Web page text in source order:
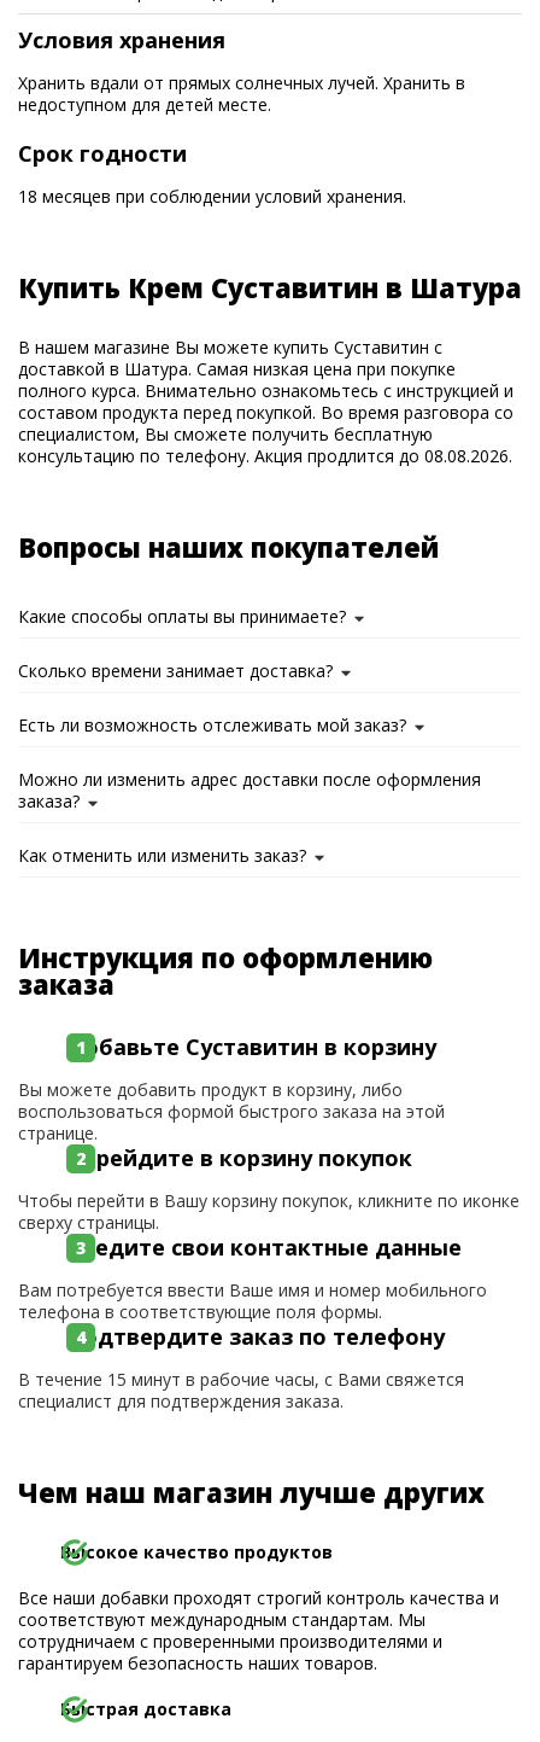
Условия хранения
Хранить вдали от прямых солнечных лучей. Хранить в
недоступном для детей месте.
Срок годности
18 месяцев при соблюдении условий хранения.
Купить Крем Суставитин в Шатура
В нашем магазине Вы можете купить Суставитин с
доставкой в Шатура. Самая низкая цена при покупке
полного курса. Внимательно ознакомьтесь с инструкцией и
составом продукта перед покупкой. Во время разговора со
специалистом, Вы сможете получить бесплатную
консультацию по телефону. Акция продлится до 08.08.2026.
Вопросы наших покупателей
Какие способы оплаты вы принимаете?
Сколько времени занимает доставка?
Есть ли возможность отслеживать мой заказ?
Можно ли изменить адрес доставки после оформления
заказа?
Как отменить или изменить заказ?
Инструкция по оформлению
заказа
Добавьте Суставитин в корзину
Вы можете добавить продукт в корзину, либо
воспользоваться формой быстрого заказа на этой
странице.
Перейдите в корзину покупок
Чтобы перейти в Вашу корзину покупок, кликните по иконке
сверху страницы.
Введите свои контактные данные
Вам потребуется ввести Ваше имя и номер мобильного
телефона в соответствующие поля формы.
Подтвердите заказ по телефону
В течение 15 минут в рабочие часы, с Вами свяжется
специалист для подтверждения заказа.
Чем наш магазин лучше других
Высокое качество продуктов
Все наши добавки проходят строгий контроль качества и
соответствуют международным стандартам. Мы
сотрудничаем с проверенными производителями и
гарантируем безопасность наших товаров.
Быстрая доставка